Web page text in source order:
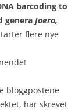
barcoding to
genera Jaera,
flere nye
bloggpostene
har skrevet